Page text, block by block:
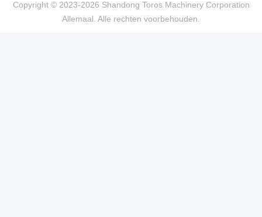
Copyright © 2023-2026 Shandong Toros Machinery Corporation
Allemaal. Alle rechten voorbehouden.